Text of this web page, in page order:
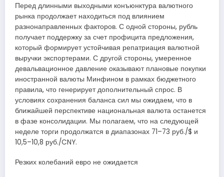
Перед длинными выходными конъюнктура валютного
рынка продолжает находиться под влиянием
разнонаправленных факторов. С одной стороны, рубль
получает поддержку за счет профицита предложения,
который формирует устойчивая репатриация валютной
выручки экспортерами. С другой стороны, умеренное
девальвационное давление оказывают плановые покупки
иностранной валюты Минфином в рамках бюджетного
правила, что генерирует дополнительный спрос. В
условиях сохранения баланса сил мы ожидаем, что в
ближайшей перспективе национальная валюта останется
в фазе консолидации. Мы полагаем, что на следующей
неделе торги продолжатся в диапазонах 71–73 руб./$ и
10,5–10,8 руб./CNY.
Резких колебаний евро не ожидается